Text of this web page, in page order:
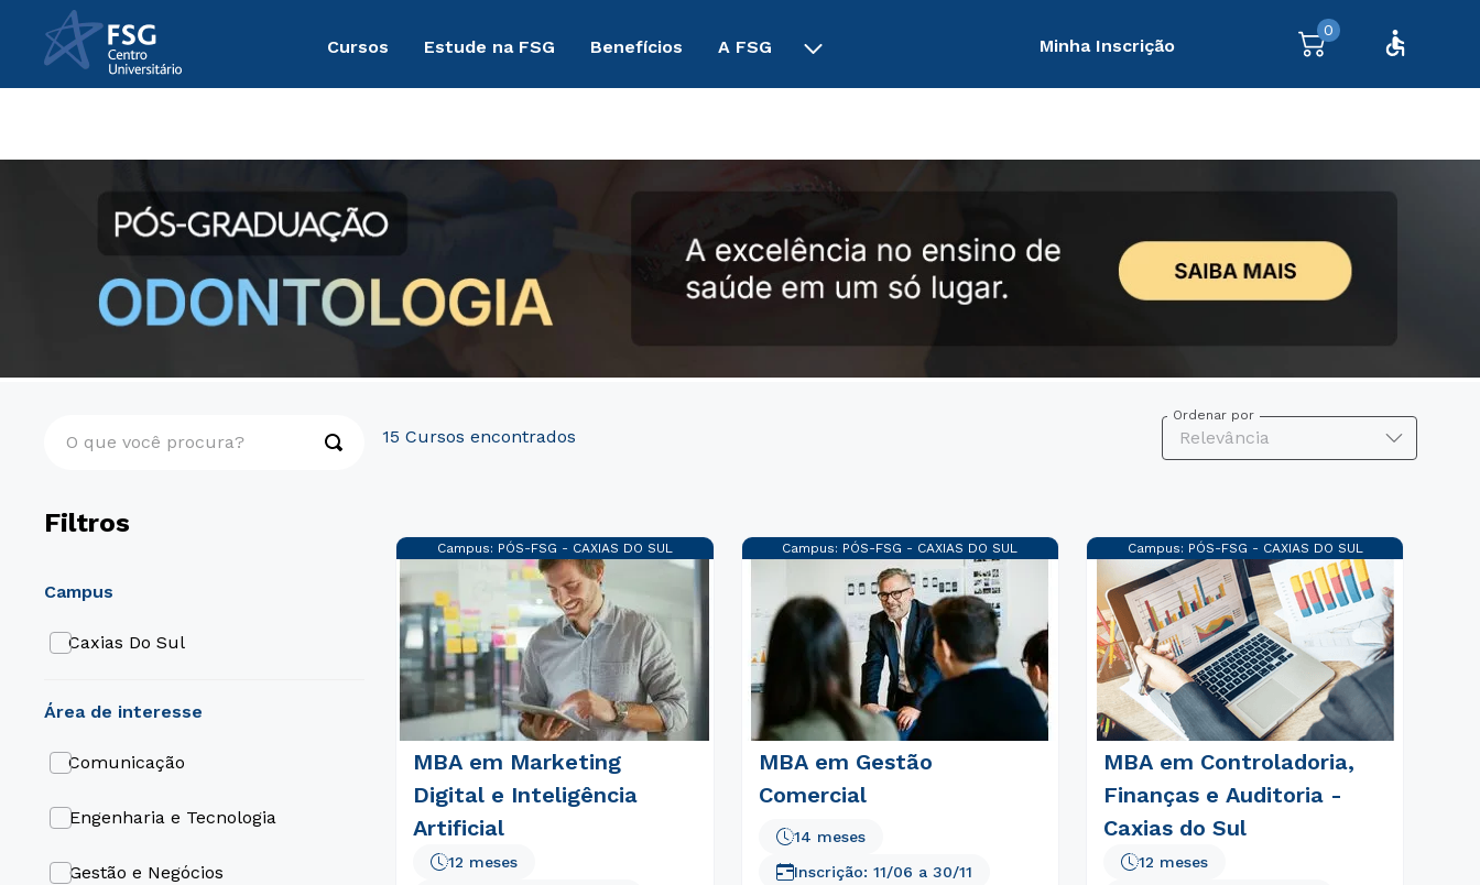
Cursos Estude na FSG Benefícios A FSG Minha Inscrição
0
Filtros
área de interesse
Comunicação
Engenharia e Tecnologia
Gestão e Negócios
campus
Caxias Do Sul
15
Ordenar por
Relevância
Campus: PÓS-FSG - CAXIAS DO SUL
MBA em Marketing
Digital e Inteligência
Artificial
12 meses
Campus: PÓS-FSG - CAXIAS DO SUL
MBA em Gestão
Comercial
14 meses
Inscrição: 11/06 a 30/11
Campus: PÓS-FSG - CAXIAS DO SUL
MBA em Controladoria,
Finanças e Auditoria -
Caxias do Sul
12 meses